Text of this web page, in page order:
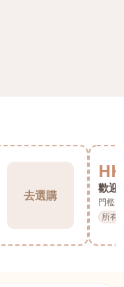
去選購
歡迎
門檻
所有